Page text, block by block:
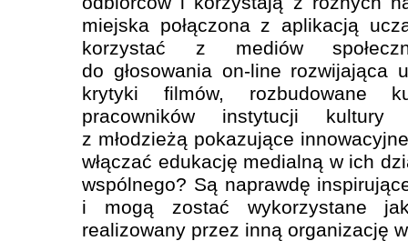
miejska połączona z aplikacją
korzystać z mediów
do głosowania on-line rozwijająca
krytyki filmów, rozbudowane
pracowników instytucji
z młodzieżą pokazujące
włączać edukację medialną w ich
wspólnego? Są naprawdę
i mogą zostać wykorzystane
realizowany przez inną organizację